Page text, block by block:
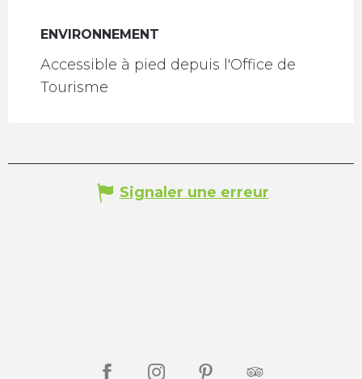
ENVIRONNEMENT
ENVIRONNEMENT
Accessible à pied depuis l'Office de
Tourisme
Signaler une erreur